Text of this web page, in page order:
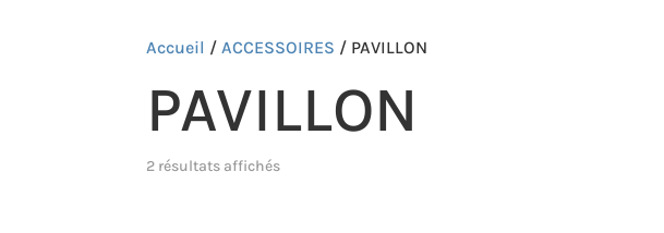
Accueil /ACCESSOIRES / PAVILLON
PAVILLON
2 résultats affichés